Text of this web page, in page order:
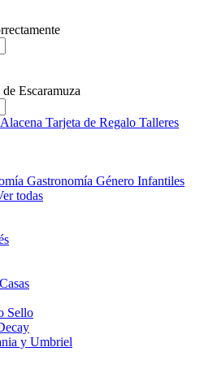
Alacena Tarjeta de Regalo Talleres
Gastronomía Género Infantiles
todas
Sello
y Umbriel